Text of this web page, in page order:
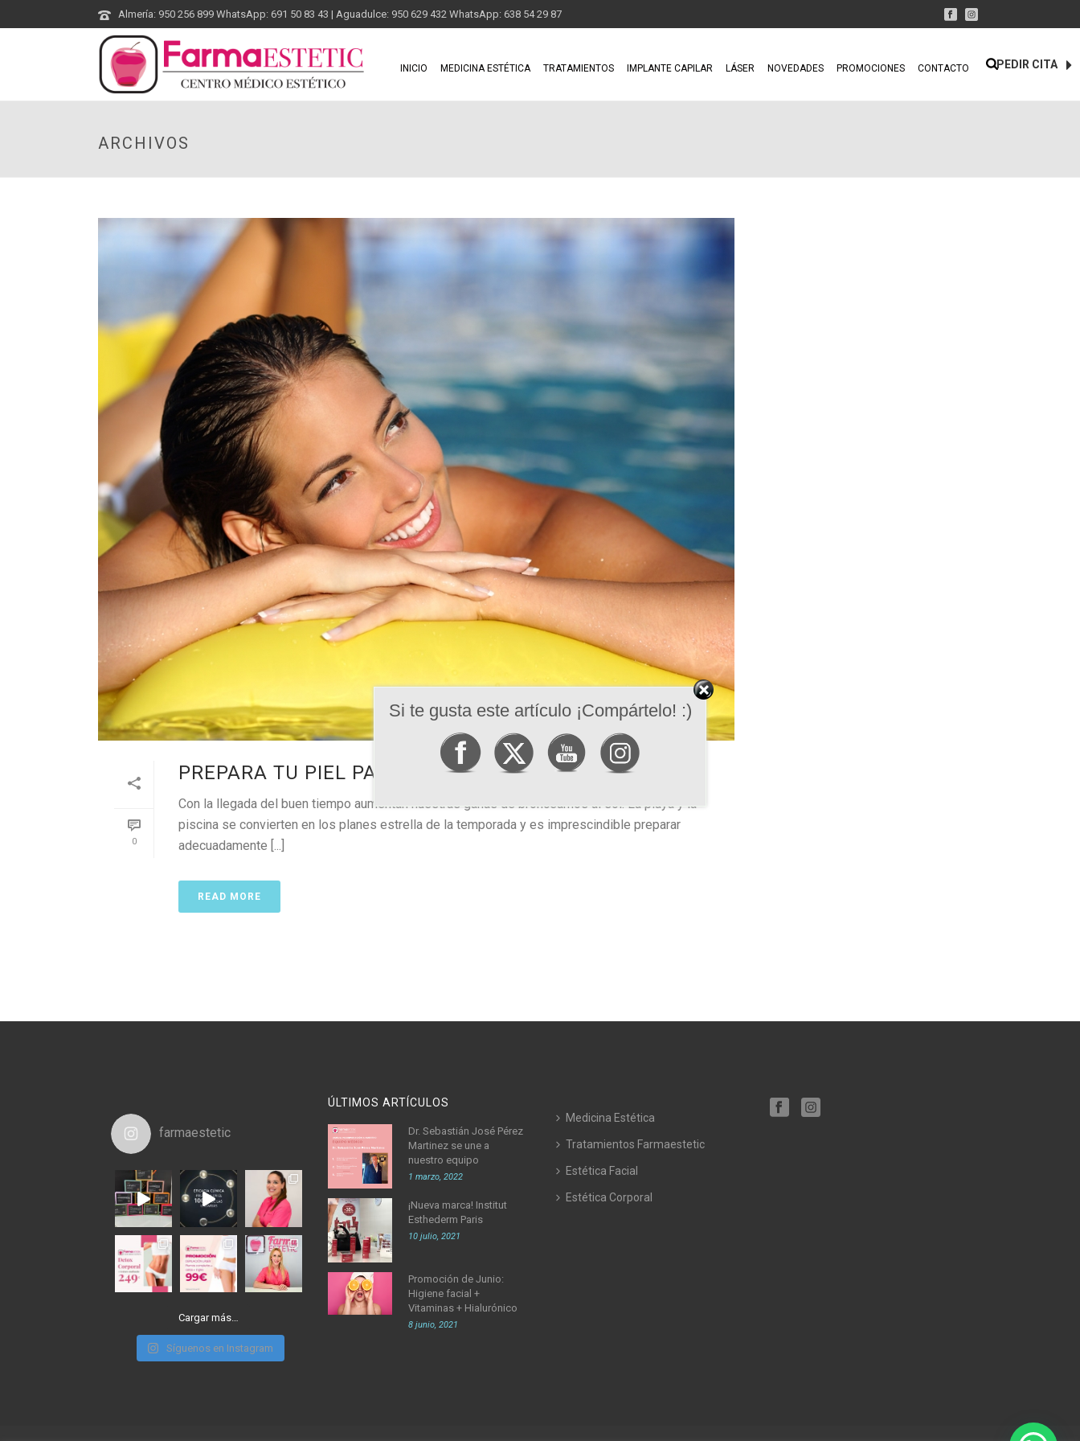
Almería: 950 256 899 WhatsApp: 691 50 83 43 | Aguadulce: 950 629 432 WhatsApp: 638 54 29 87
INICIO MEDICINA ESTÉTICA TRATAMIENTOS IMPLANTE CAPILAR LÁSER NOVEDADES PROMOCIONES CONTACTO PEDIR CITA
ARCHIVOS
0
PREPARA TU PIEL PARA EL VERANO
Con la llegada del buen tiempo aumentan nuestras ganas de broncearnos al sol. La playa y la
piscina se convierten en los planes estrella de la temporada y es imprescindible preparar
adecuadamente [...]
READ MORE
farmaestetic
Cargar más…
Síguenos en Instagram
ÚLTIMOS ARTÍCULOS
Dr. Sebastián José Pérez
Martinez se une a
nuestro equipo
1 marzo, 2022
¡Nueva marca! Institut
Esthederm Paris
10 julio, 2021
Promoción de Junio:
Higiene facial +
Vitaminas + Hialurónico
8 junio, 2021
Medicina Estética
Tratamientos Farmaestetic
Estética Facial
Estética Corporal
Si te gusta este artículo ¡Compártelo! :)